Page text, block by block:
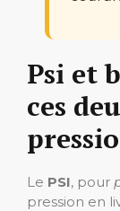
Psi et
ces
Le PSI, pour
pression en